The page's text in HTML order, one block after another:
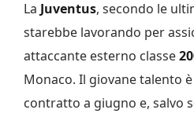
La Juventus, secondo le
starebbe lavorando per
attaccante esterno classe
Monaco. Il giovane talento
contratto a giugno e, salvo